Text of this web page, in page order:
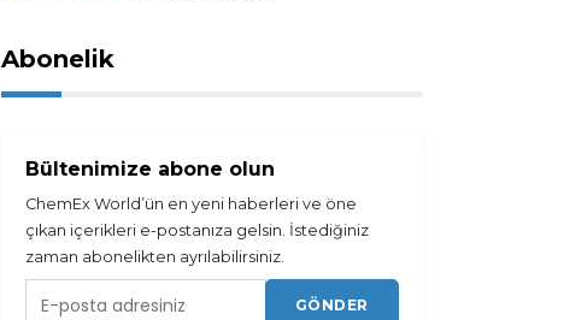
Abonelik
Bültenimize abone olun
ChemEx World’ün en yeni haberleri ve öne
çıkan içerikleri e-postanıza gelsin. İstediğiniz
zaman abonelikten ayrılabilirsiniz.
GÖNDER